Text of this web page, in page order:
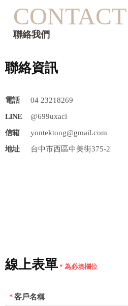
聯絡我們
聯絡資訊
04 23218269
@699uxacl
yontektong@gmail.com
台中市西區中美街375-2
線上表單 * 為必填欄位
*客戶名稱